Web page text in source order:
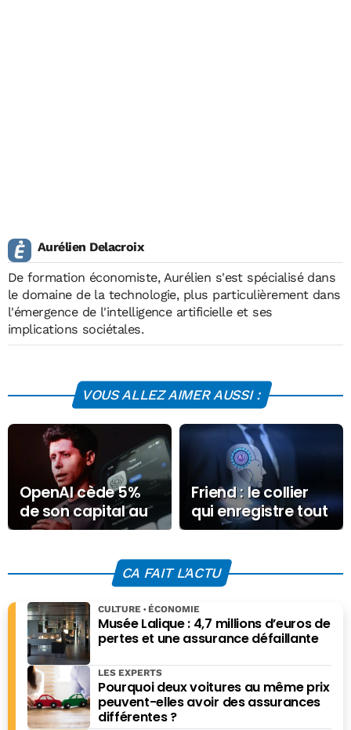
Aurélien Delacroix
De formation économiste, Aurélien s'est spécialisé dans
le domaine de la technologie, plus particulièrement dans
l'émergence de l'intelligence artificielle et ses
implications sociétales.
VOUS ALLEZ AIMER AUSSI :
OpenAI cède 5%
de son capital au
gouvernement
Friend : le collier
qui enregistre tout
ne sera pas
Europe
CA FAIT L'ACTU
Musée Lalique : 4,7 millions d’euros de
pertes et une assurance défaillante
CULTURE ÉCONOMIE
Pourquoi deux voitures au même prix
peuvent-elles avoir des assurances
différentes ?
LES EXPERTS